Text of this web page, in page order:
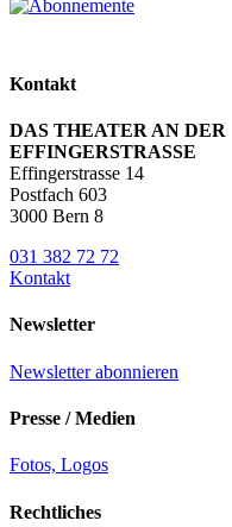
Kontakt
DAS THEATER AN DER
EFFINGERSTRASSE
Effingerstrasse 14
Postfach 603
3000 Bern 8
031 382 72 72
Kontakt
Newsletter
Newsletter abonnieren
Presse / Medien
Fotos, Logos
Rechtliches